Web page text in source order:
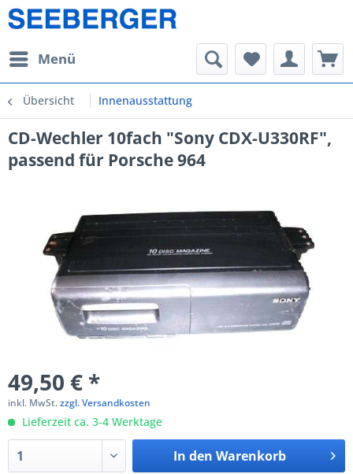
Menü
Übersicht Innenausstattung
CD-Wechler 10fach "Sony CDX-U330RF",
passend für Porsche 964
49,50 € *
inkl. MwSt.zzgl. Versandkosten
Lieferzeit ca. 3-4 Werktage
In den Warenkorb